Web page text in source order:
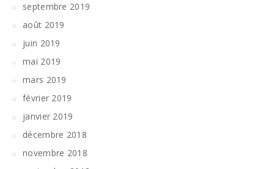
septembre 2019
août 2019
juin 2019
mai 2019
mars 2019
février 2019
janvier 2019
décembre 2018
novembre 2018